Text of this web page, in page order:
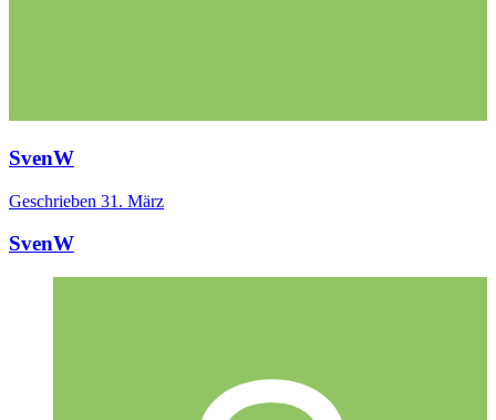
SvenW
Geschrieben 31. März
SvenW